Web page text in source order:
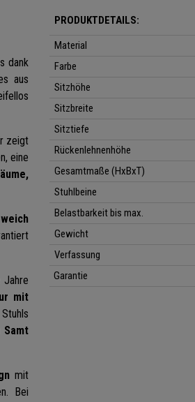
dank
aus
zeigt
eine
mit
Samt
mit
Bei
PRODUKTDETAILS:
Material
Farbe
Sitzhöhe
Sitzbreite
Sitztiefe
Rückenlehnenhöhe
Gesamtmaße (HxBxT)
Stuhlbeine
Belastbarkeit bis max.
Gewicht
Verfassung
Garantie